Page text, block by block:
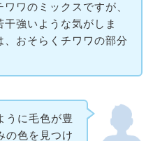
ワのミックスですが、
干強いような気がしま
、おそらくチワワの部分
うに毛色が豊
の色を見つけ